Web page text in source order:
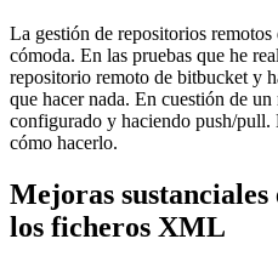
La gestión de repositorios
cómoda. En las pruebas que he
repositorio remoto de bitbucket y
que hacer nada. En cuestión de
configurado y haciendo push/pull.
cómo hacerlo.
Mejoras
los ficheros XML